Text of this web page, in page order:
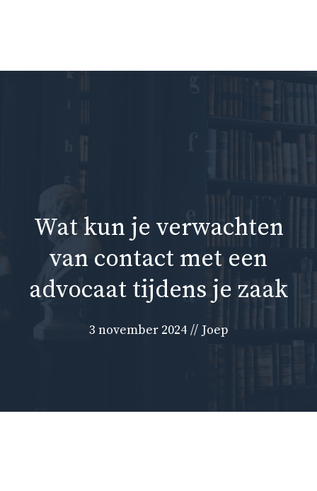
inhoud
Wat kun je verwachten
van contact met een
advocaat tijdens je zaak
3 november 2024 // Joep